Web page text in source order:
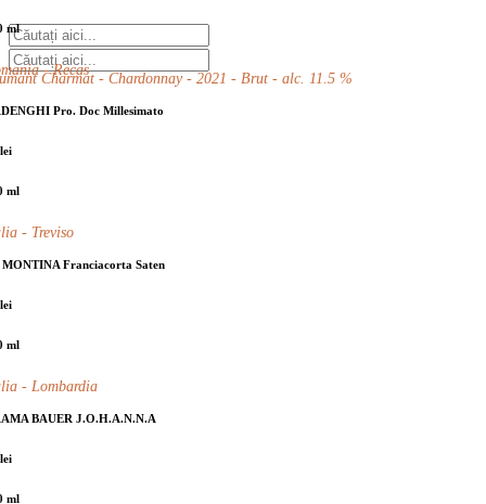
ml
- Recas
Charmat - Chardonnay - 2021 - Brut - alc. 11.5 %
Pro. Doc Millesimato
ml
- Treviso
MONTINA Franciacorta Saten
ml
- Lombardia
BAUER J.O.H.A.N.N.A
ml